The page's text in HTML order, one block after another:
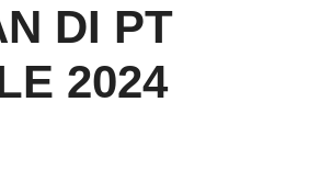
DI PT
2024